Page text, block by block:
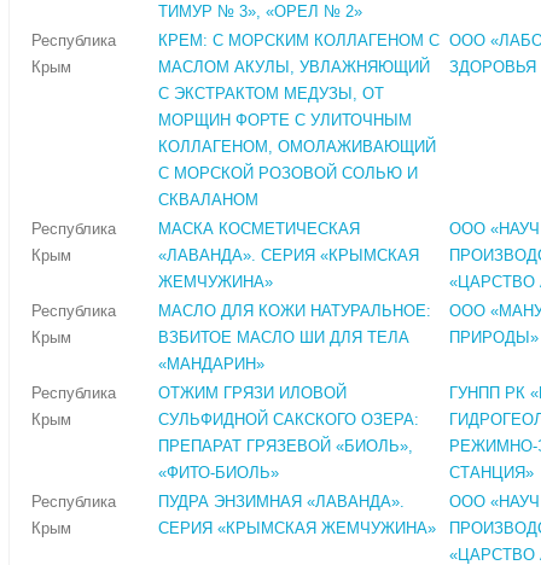
ТИМУР № 3», «ОРЕЛ № 2»
Республика
Крым
КРЕМ: С МОРСКИМ КОЛЛАГЕНОМ С
МАСЛОМ АКУЛЫ, УВЛАЖНЯЮЩИЙ
С ЭКСТРАКТОМ МЕДУЗЫ, ОТ
МОРЩИН ФОРТЕ С УЛИТОЧНЫМ
КОЛЛАГЕНОМ, ОМОЛАЖИВАЮЩИЙ
С МОРСКОЙ РОЗОВОЙ СОЛЬЮ И
СКВАЛАНОМ
ООО
ЗДОРОВЬЯ
Республика
Крым
МАСКА КОСМЕТИЧЕСКАЯ
«ЛАВАНДА». СЕРИЯ «КРЫМСКАЯ
ЖЕМЧУЖИНА»
ООО
«ЦАРСТВО
Республика
Крым
МАСЛО ДЛЯ КОЖИ НАТУРАЛЬНОЕ:
ВЗБИТОЕ МАСЛО ШИ ДЛЯ ТЕЛА
«МАНДАРИН»
ООО
ПРИРОДЫ»
Республика
Крым
ОТЖИМ ГРЯЗИ ИЛОВОЙ
СУЛЬФИДНОЙ САКСКОГО ОЗЕРА:
ПРЕПАРАТ ГРЯЗЕВОЙ «БИОЛЬ»,
«ФИТО-БИОЛЬ»
ГУНПП РК
РЕЖИМНО-
СТАНЦИЯ»
Республика
Крым
ПУДРА ЭНЗИМНАЯ «ЛАВАНДА».
СЕРИЯ «КРЫМСКАЯ ЖЕМЧУЖИНА»
ООО
«ЦАРСТВО